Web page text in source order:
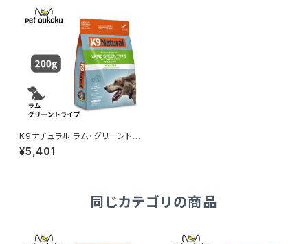
K9ナチュラル ラム・グリーントラ
イプ 200g
¥5,401
同じカテゴリの商品